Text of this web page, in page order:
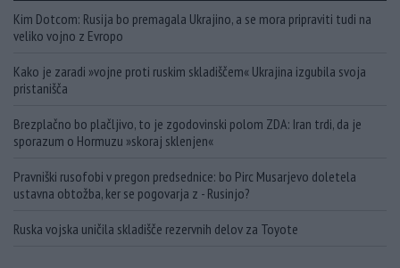
Kim Dotcom: Rusija bo premagala Ukrajino, a se mora pripraviti tudi na
veliko vojno z Evropo
Kako je zaradi »vojne proti ruskim skladiščem« Ukrajina izgubila svoja
pristanišča
Brezplačno bo plačljivo, to je zgodovinski polom ZDA: Iran trdi, da je
sporazum o Hormuzu »skoraj sklenjen«
Pravniški rusofobi v pregon predsednice: bo Pirc Musarjevo doletela
ustavna obtožba, ker se pogovarja z - Rusinjo?
Ruska vojska uničila skladišče rezervnih delov za Toyote